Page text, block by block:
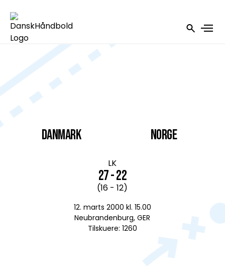
DANMARK
LK
27 - 22
(16 - 12)
12. marts 2000 kl. 15.00
Neubrandenburg, GER
Tilskuere: 1260
Norge